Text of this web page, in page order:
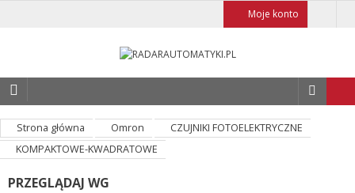
Moje konto
Strona główna Omron
CZUJNIKI FOTOELEKTRYCZNE
KOMPAKTOWE-KWADRATOWE
PRZEGLĄDAJ WG